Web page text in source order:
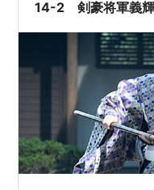
14-2 剣豪将軍義